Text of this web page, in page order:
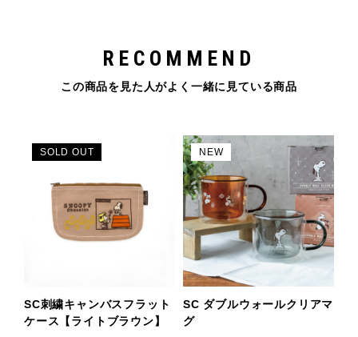
RECOMMEND
この商品を見た人がよく一緒に見ている商品
SOLD OUT
SC刺繍キャンバスフラット
ケース【ライトブラウン】
NEW
SC ダブルウォールクリアマ
グ